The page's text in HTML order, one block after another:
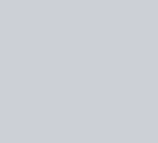
회 개막